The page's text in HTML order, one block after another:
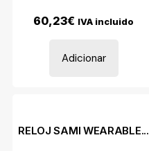
60,23€ IVA incluido
Adicionar
RELOJ SAMI WEARABLE...